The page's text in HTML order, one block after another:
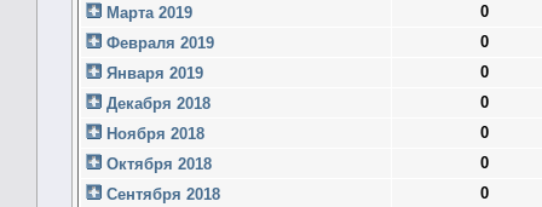
Марта 2019
0
Февраля 2019
0
Января 2019
0
Декабря 2018
0
Ноября 2018
0
Октября 2018
0
Сентября 2018
0